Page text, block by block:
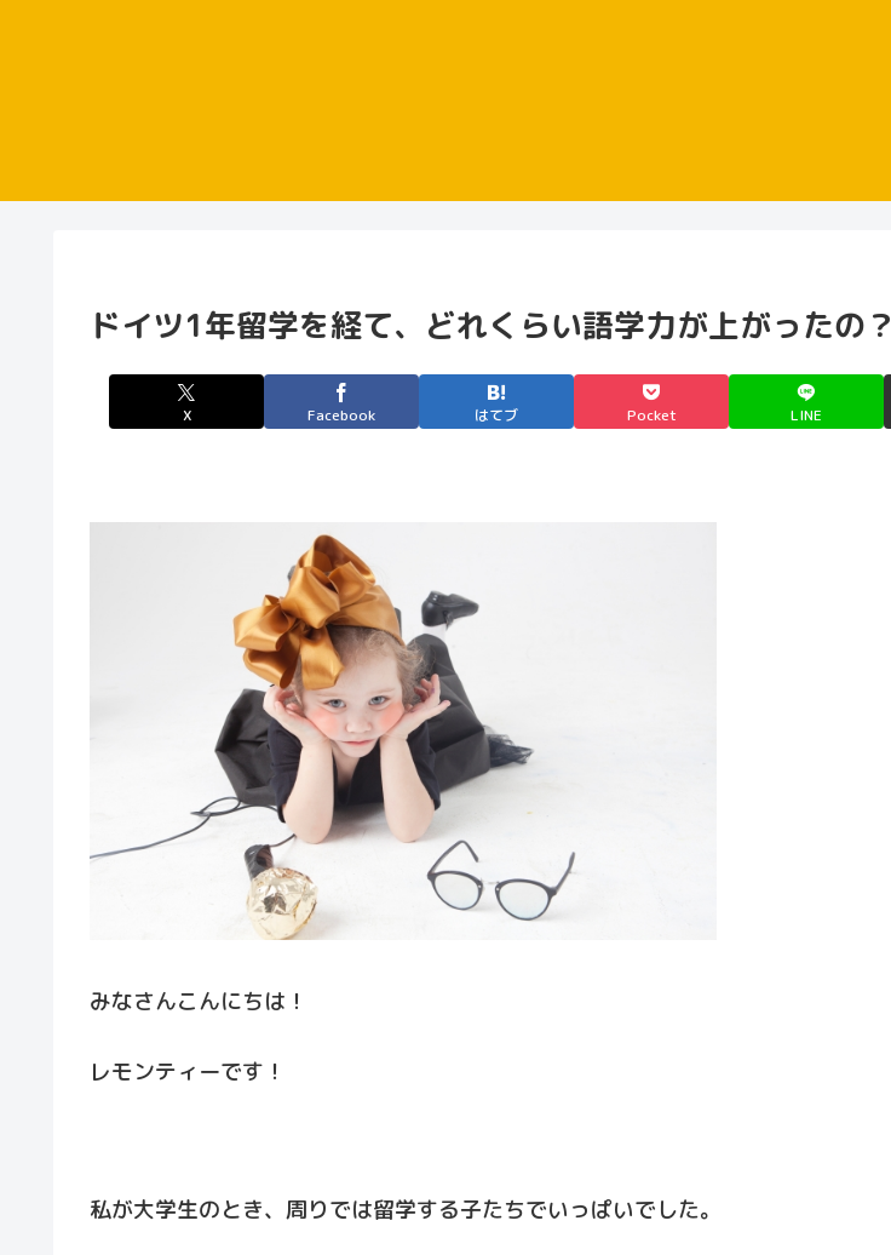
ドイツ1年留学を経て、どれくらい語学力が上がったの？
X Facebook はてブ Pocket LINE
みなさんこんにちは！
レモンティーです！
私が大学生のとき、周りでは留学する子たちでいっぱいでした。